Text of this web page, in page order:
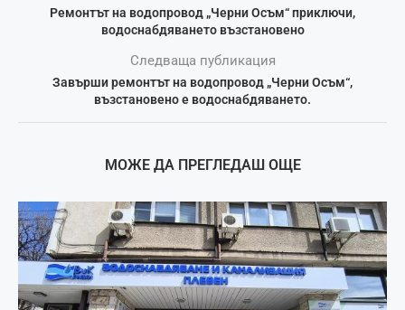
Ремонтът на водопровод „Черни Осъм“ приключи,
водоснабдяването възстановено
Следваща публикация
Завърши ремонтът на водопровод „Черни Осъм“,
възстановено е водоснабдяването.
МОЖЕ ДА ПРЕГЛЕДАШ ОЩЕ